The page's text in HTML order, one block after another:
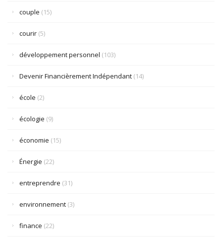
couple (15)
courir (5)
développement personnel (103)
Devenir Financièrement Indépendant (14)
école (2)
écologie (9)
économie (15)
Énergie (22)
entreprendre (31)
environnement (3)
finance (22)